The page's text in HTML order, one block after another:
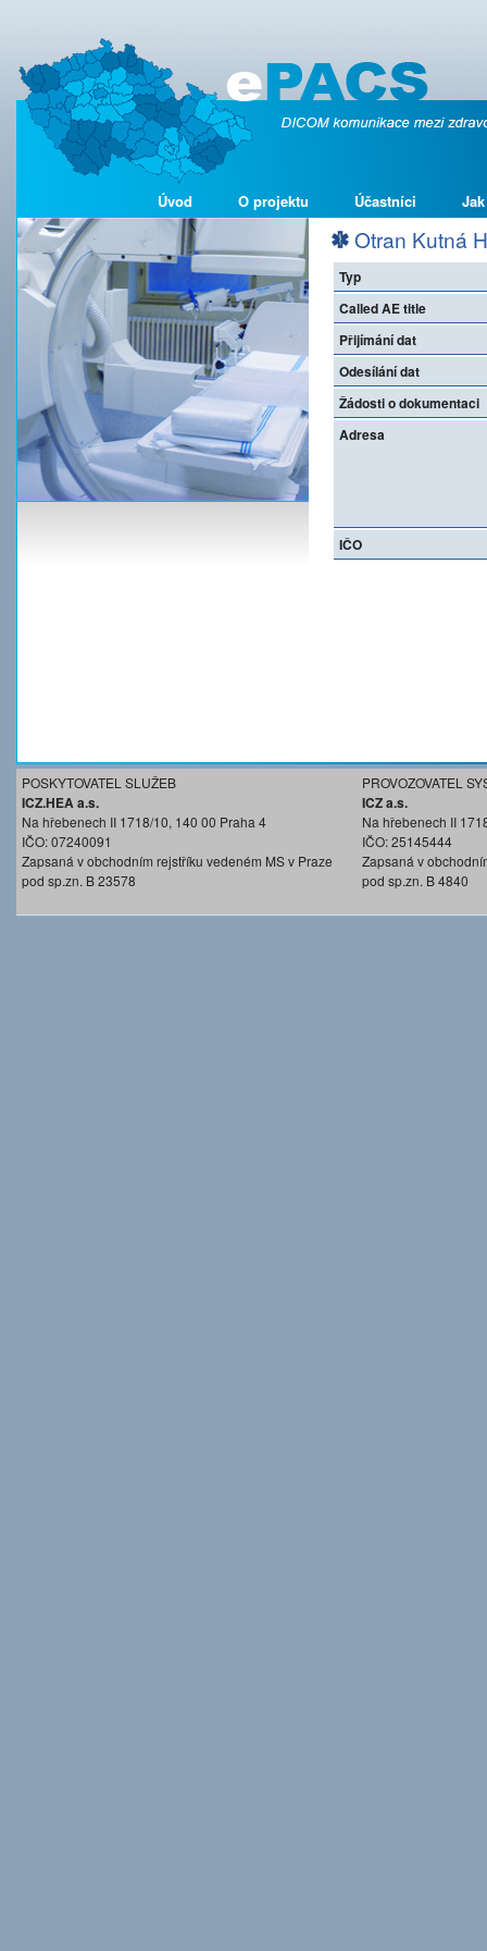
Úvod O projektu Účastníci
Otran Kutná
Typ
Called AE title
Přijímání dat
Odesílání dat
Žádosti o dokumentaci
Adresa
IČO
POSKYTOVATEL SLUŽEB
ICZ.HEA a.s.
Na hřebenech II 1718/10, 140 00 Praha 4
IČO: 07240091
Zapsaná v obchodním rejstříku vedeném MS v Praze
pod sp.zn. B 23578
PROVOZOVATEL
ICZ a.s.
Na hřebenech II
IČO: 25145444
Zapsaná v
pod sp.zn. B 4840